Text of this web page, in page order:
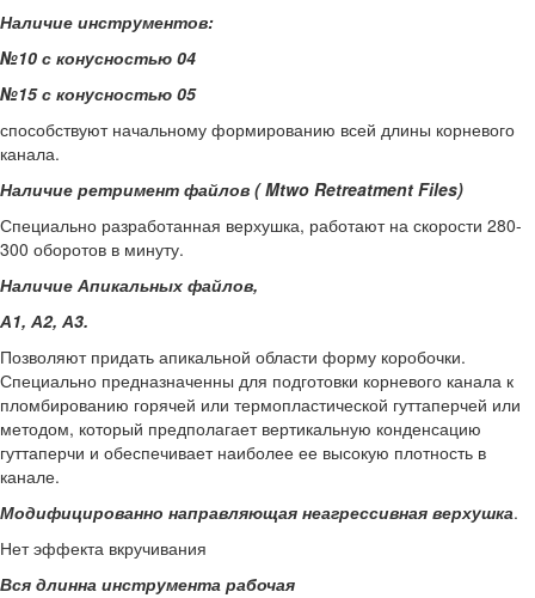
Наличие инструментов:
№10 с конусностью 04
№15 с конусностью 05
способствуют начальному формированию всей длины корневого
канала.
Наличие ретримент файлов (Mtwo Retreatment Files)
Специально разработанная верхушка, работают на скорости 280-
300 оборотов в минуту.
Наличие Апикальных файлов,
А1, А2, А3.
Позволяют придать апикальной области форму коробочки.
Специально предназначенны для подготовки корневого канала к
пломбированию горячей или термопластической гуттаперчей или
методом, который предполагает вертикальную конденсацию
гуттаперчи и обеспечивает наиболее ее высокую плотность в
канале.
Модифицированно направляющая неагрессивная верхушка.
Нет эффекта вкручивания
Вся длинна инструмента рабочая